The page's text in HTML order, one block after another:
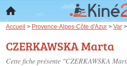
Accueil > Provence-Alpes-Côte d'Azur > Var >
CZERKAWSKA Marta
Cette fiche présente "CZERKAWSKA